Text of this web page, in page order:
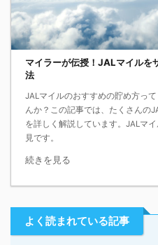
マイラーが伝授！JALマイルを
法
JALマイルのおすすめの貯め方っ
んか？この記事では、たくさんの
を詳しく解説しています。JALマ
見です。
続きを見る
よく読まれている記事